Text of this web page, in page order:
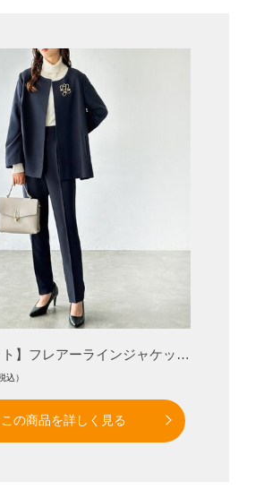
【２点セット】フレアーラインジャケットセットアップスーツ
この商品を詳しく見る